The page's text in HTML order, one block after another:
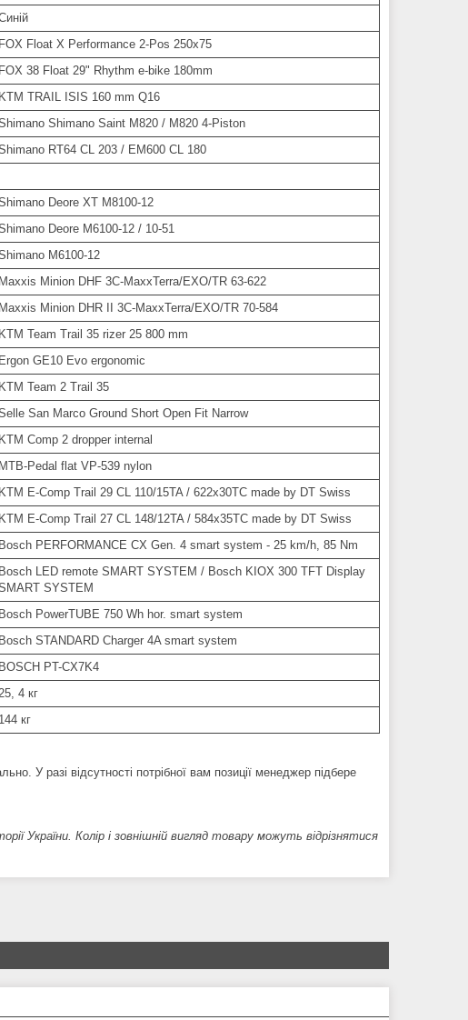
FOX Float X Performance 2-Pos 250x75
FOX 38 Float 29" Rhythm e-bike 180mm
KTM TRAIL ISIS 160 mm Q16
Shimano Saint M820 / M820 4-Piston
RT64 CL 203 / EM600 CL 180
Deore XT M8100-12
Deore M6100-12 / 10-51
M6100-12
Maxxis Minion DHF 3C-MaxxTerra/EXO/TR 63-622
Maxxis Minion DHR II 3C-MaxxTerra/EXO/TR 70-584
KTM Team Trail 35 rizer 25 800 mm
Ergon GE10 Evo ergonomic
KTM Team 2 Trail 35
San Marco Ground Short Open Fit Narrow
KTM Comp 2 dropper internal
MTB-Pedal flat VP-539 nylon
KTM E-Comp Trail 29 CL 110/15TA / 622x30TC made by DT Swiss
KTM E-Comp Trail 27 CL 148/12TA / 584x35TC made by DT Swiss
Bosch PERFORMANCE CX Gen. 4 smart system - 25 km/h, 85 Nm
Bosch LED remote SMART SYSTEM / Bosch KIOX 300 TFT Display
SYSTEM
Bosch PowerTUBE 750 Wh hor. smart system
Bosch STANDARD Charger 4A smart system
BOSCH PT-CX7K4
4 кг
144 кг
У разі відсутності потрібної вам позиції менеджер підбере
України. Колір і зовнішній вигляд товару можуть відрізнятися